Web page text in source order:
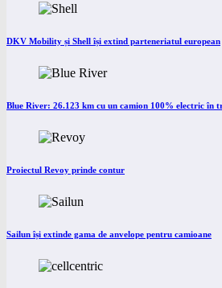
DKV Mobility și Shell își extind parteneriatul european
Blue River: 26.123 km cu un camion 100% electric în
Proiectul Revoy prinde contur
Sailun își extinde gama de anvelope pentru camioane